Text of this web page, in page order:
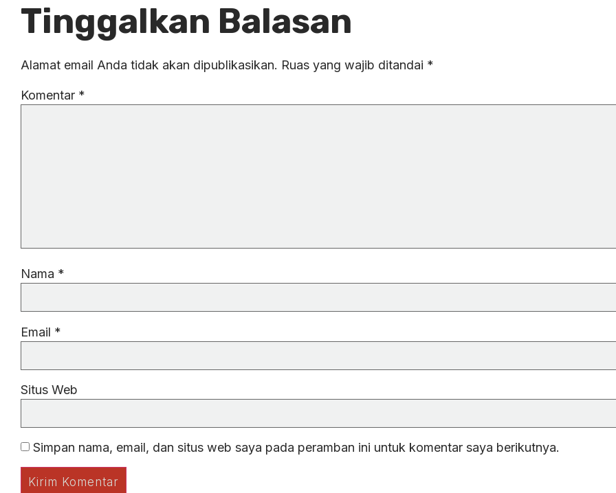
Tinggalkan Balasan
Alamat email Anda tidak akan dipublikasikan. Ruas yang wajib ditandai *
Komentar *
Nama *
Email *
Situs Web
Simpan nama, email, dan situs web saya pada peramban ini untuk komentar saya berikutnya.